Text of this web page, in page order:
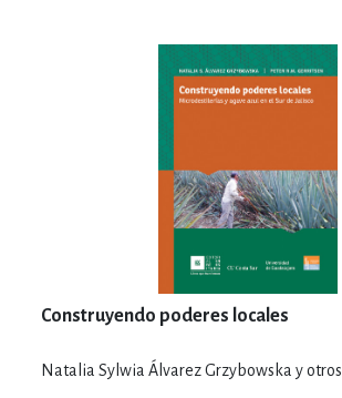
Construyendo poderes locales
Natalia Sylwia Álvarez Grzybowska y otros